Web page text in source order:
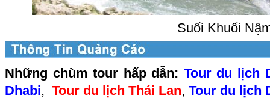
Suối Khuổi
Những chùm tour hấp dẫn: Tour du lịch
Dhabi, Tour du lịch Thái Lan, Tour du lịch